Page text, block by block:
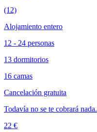
(12)
Alojamiento entero
12 - 24 personas
13 dormitorios
16 camas
Cancelación gratuita
Todavía no se te cobrará nada.
22 €